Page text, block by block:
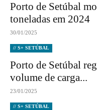
Porto de Setúbal
toneladas em 2024
30/01/2025
// S+ SETÚBAL
Porto de Setúbal
volume de carga...
23/01/2025
// S+ SETÚBAL